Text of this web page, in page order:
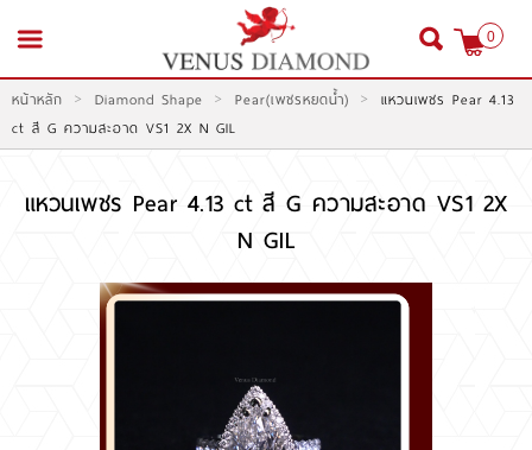
เข้าสู่ระบบ สมัครสมาชิก
0
หน้าหลัก > Diamond Shape > Pear(เพชรหยดน้ำ) > แหวนเพชร Pear 4.13
ct สี G ความสะอาด VS1 2X N GIL
แหวนเพชร Pear 4.13 ct สี G ความสะอาด VS1 2X
N GIL